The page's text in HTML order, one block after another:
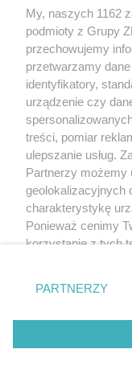
Badanie
My, naszych 1162
podmioty z Grupy
przechowujemy
przetwarzamy
identyfikatory,
urządzenie czy
treści, pomiar
ulepszanie usług.
Partnerzy możemy
geolokalizacyjnych
charakterystykę
Ponieważ cenimy
korzystanie z tych
zmienić/wycofać
znajdujący się w
rodzaje
użytkownika, ale
przetwarzaniu.
PARTNERZY